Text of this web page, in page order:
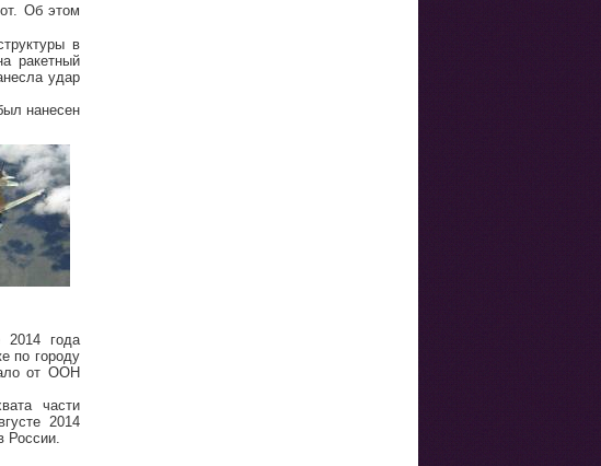
Об этом
в
ракетный
удар
нанесен
2014 года
по городу
от ООН
части
2014
России.